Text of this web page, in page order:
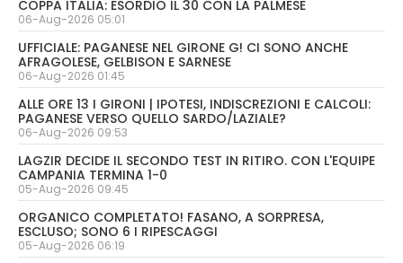
COPPA ITALIA: ESORDIO IL 30 CON LA PALMESE
06-Aug-2026 05:01
UFFICIALE: PAGANESE NEL GIRONE G! CI SONO ANCHE
AFRAGOLESE, GELBISON E SARNESE
06-Aug-2026 01:45
ALLE ORE 13 I GIRONI | IPOTESI, INDISCREZIONI E CALCOLI:
PAGANESE VERSO QUELLO SARDO/LAZIALE?
06-Aug-2026 09:53
LAGZIR DECIDE IL SECONDO TEST IN RITIRO. CON L'EQUIPE
CAMPANIA TERMINA 1-0
05-Aug-2026 09:45
ORGANICO COMPLETATO! FASANO, A SORPRESA,
ESCLUSO; SONO 6 I RIPESCAGGI
05-Aug-2026 06:19